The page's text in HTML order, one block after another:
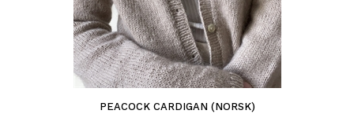
PEACOCK CARDIGAN (NORSK)